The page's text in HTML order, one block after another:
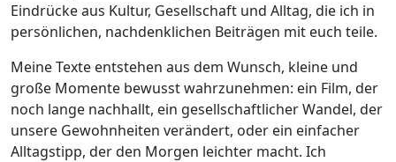
Eindrücke aus Kultur, Gesellschaft und Alltag, die ich in
persönlichen, nachdenklichen Beiträgen mit euch teile.
Meine Texte entstehen aus dem Wunsch, kleine und
große Momente bewusst wahrzunehmen: ein Film, der
noch lange nachhallt, ein gesellschaftlicher Wandel, der
unsere Gewohnheiten verändert, oder ein einfacher
Alltagstipp, der den Morgen leichter macht. Ich